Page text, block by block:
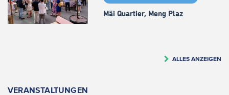
Mäi Quartier, Meng Plaz
ALLES ANZEIGEN
VERANSTALTUNGEN